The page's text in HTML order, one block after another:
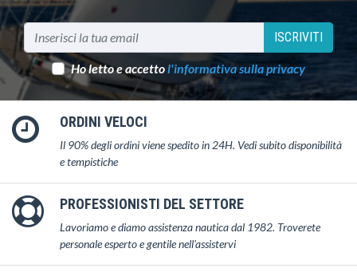
ISCRIVITI
Ho letto e accettol'informativa sulla privacy
ORDINI VELOCI
Il 90% degli ordini viene spedito in 24H. Vedi subito disponibilità
e tempistiche
PROFESSIONISTI DEL SETTORE
Lavoriamo e diamo assistenza nautica dal 1982. Troverete
personale esperto e gentile nell'assistervi